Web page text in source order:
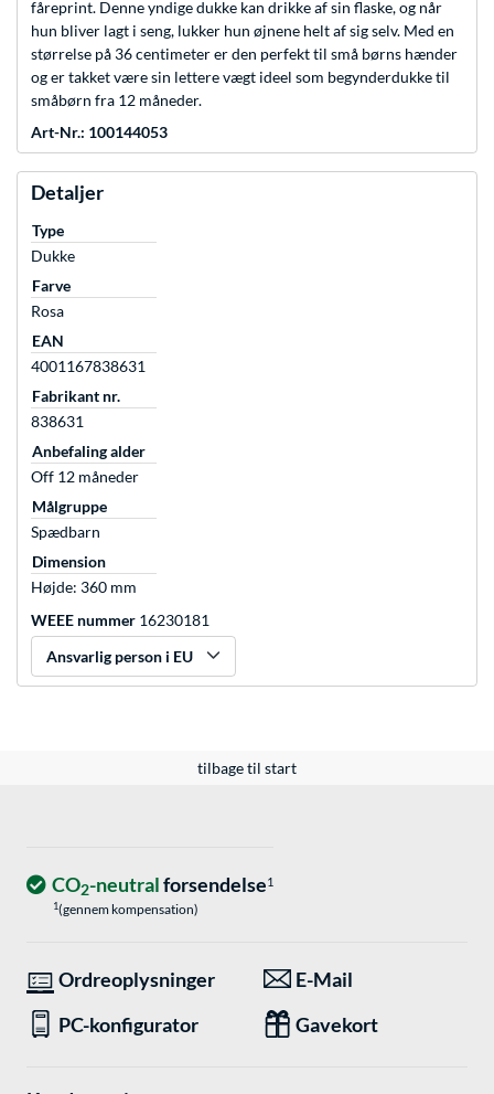
fåreprint. Denne yndige dukke kan drikke af sin flaske, og når
hun bliver lagt i seng, lukker hun øjnene helt af sig selv. Med en
størrelse på 36 centimeter er den perfekt til små børns hænder
og er takket være sin lettere vægt ideel som begynderdukke til
småbørn fra 12 måneder.
Art-Nr.: 100144053
Detaljer
Type
Dukke
Farve
Rosa
EAN
4001167838631
Fabrikant nr.
838631
Anbefaling alder
Off 12 måneder
Målgruppe
Spædbarn
Dimension
Højde: 360 mm
WEEE nummer 16230181
Ansvarlig person i EU
tilbage til start
CO2-neutralforsendelse1
1(gennem kompensation)
Ordreoplysninger
E-Mail
PC-konfigurator
Gavekort